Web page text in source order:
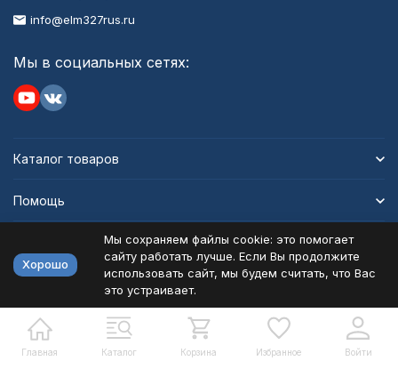
Главная Каталог Корзина Избранное Войти
info@elm327rus.ru
Мы в социальных сетях:
Каталог товаров
Помощь
Политика персональных данных
Разработано в bodysite.ru
Хорошо
Мы сохраняем файлы cookie: это помогает
сайту работать лучше. Если Вы продолжите
использовать сайт, мы будем считать, что Вас
это устраивает.